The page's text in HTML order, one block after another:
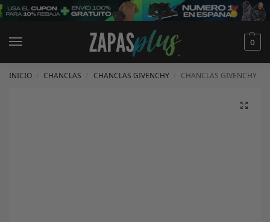
0
INICIO CHANCLAS CHANCLAS GIVENCHY CHANCLAS GIVENCHY